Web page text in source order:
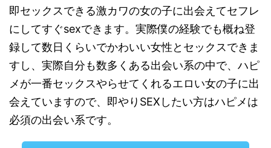
即セックスできる激カワの女の子に出会えてセフレ
にしてすぐsexできます。実際僕の経験でも概ね登
録して数日くらいでかわいい女性とセックスできま
すし、実際自分も数多くある出会い系の中で、ハピ
メが一番セックスやらせてくれるエロい女の子に出
会えていますので、即やりSEXしたい方はハピメは
必須の出会い系です。